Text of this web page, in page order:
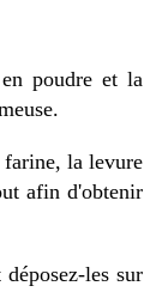
poudre et la
la levure
afin d'obtenir
les sur